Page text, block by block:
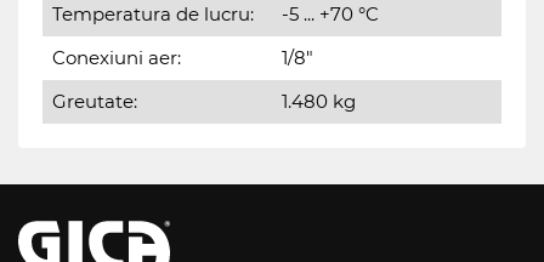
Temperatura de lucru:
-5 ... +70 °C
Conexiuni aer:
1/8"
Greutate:
1.480 kg